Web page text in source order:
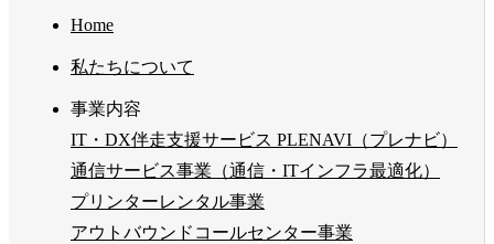
Home
私たちについて
事業内容
IT・DX伴走支援サービス PLENAVI（プレナビ）
通信サービス事業（通信・ITインフラ最適化）
プリンターレンタル事業
アウトバウンドコールセンター事業